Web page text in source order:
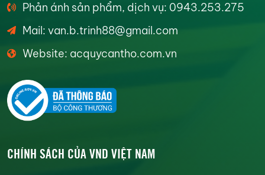
Phản ánh sản phẩm, dịch vụ: 0943.253.275
Mail: van.b.trinh88@gmail.com
Website: acquycantho.com.vn
CHÍNH SÁCH CỦA VND VIỆT NAM